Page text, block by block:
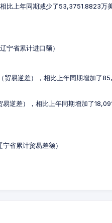
比上年同期减少了53,3751.8823万
宁省累计进口额）
易逆差），相比上年同期增加了
逆差），相比上年同期增加了
省累计贸易差额）